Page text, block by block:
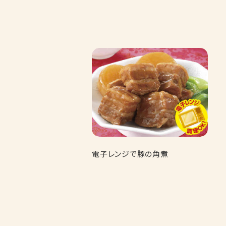
電子レンジで豚の角煮